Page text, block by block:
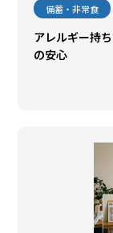
備蓄・非常食
アレルギー持
の安心